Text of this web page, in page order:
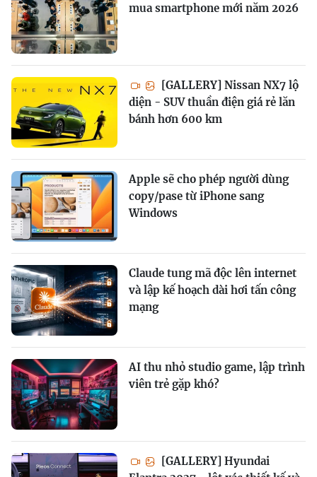
mua smartphone mới năm 2026
[GALLERY] Nissan NX7 lộ
diện - SUV thuần điện giá rẻ lăn
bánh hơn 600 km
Apple sẽ cho phép người dùng
copy/pase từ iPhone sang
Windows
Claude tung mã độc lên internet
và lập kế hoạch dài hơi tấn công
mạng
AI thu nhỏ studio game, lập trình
viên trẻ gặp khó?
[GALLERY] Hyundai